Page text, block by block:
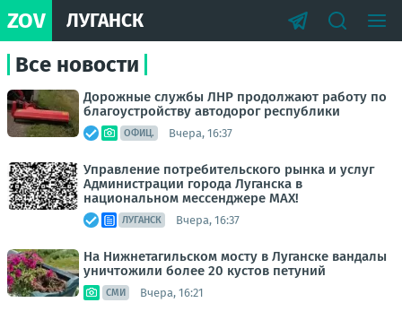
ZOV ЛУГАНСК
Все новости
Дорожные службы ЛНР продолжают работу по
благоустройству автодорог республики
ОФИЦ. Вчера, 16:37
Управление потребительского рынка и услуг
Администрации города Луганска в
национальном мессенджере MАХ!
ЛУГАНСК Вчера, 16:37
На Нижнетагильском мосту в Луганске вандалы
уничтожили более 20 кустов петуний
СМИ Вчера, 16:21